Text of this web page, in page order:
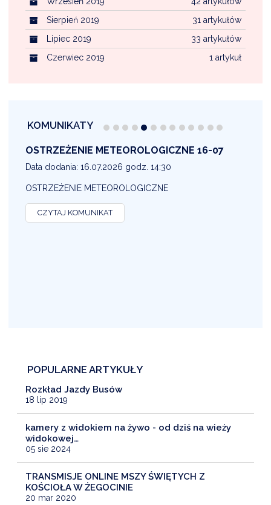
31 artykułów
Sierpień 2019
33 artykułów
Lipiec 2019
1 artykuł
Czerwiec 2019
KOMUNIKATY
OSTRZEŻENIE METEOROLOGICZNE 16-07
Data dodania: 16.07.2026 godz. 14:30
OSTRZEŻENIE METEOROLOGICZNE
CZYTAJ KOMUNIKAT
POPULARNE ARTYKUŁY
Rozkład Jazdy Busów
18 lip 2019
kamery z widokiem na żywo - od dziś na wieży
widokowej…
05 sie 2024
TRANSMISJE ONLINE MSZY ŚWIĘTYCH Z
KOŚCIOŁA W ŻEGOCINIE
20 mar 2020